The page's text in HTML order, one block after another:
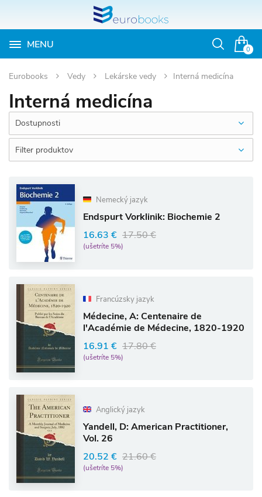
0
MENU
Otvoriť
Eurobooks Vedy Lekárske vedy Interná medicína
Interná medicína
Dostupnosti
Filter produktov
Nemecký jazyk
Endspurt Vorklinik: Biochemie 2
16.63 € 17.50 €
(ušetríte 5%)
Francúzsky jazyk
Médecine, A: Centenaire de
l'Académie de Médecine, 1820-1920
16.91 € 17.80 €
(ušetríte 5%)
Anglický jazyk
Yandell, D: American Practitioner,
Vol. 26
20.52 € 21.60 €
(ušetríte 5%)